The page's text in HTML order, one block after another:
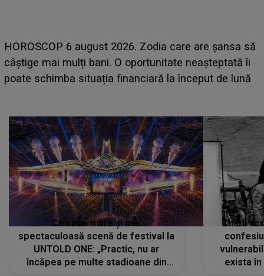
LINE-UP UNTOLD ONE, prima zi. Cine sunt artiștii
care deschid festivalul și de la ce ore au loc cele mai
așteptate concerte pe scena principală?
Cea mai mare și mai
spectaculoasă scenă de festival la
UNTOLD ONE: „Practic, nu ar
încăpea pe multe stadioane din
Charli
exista